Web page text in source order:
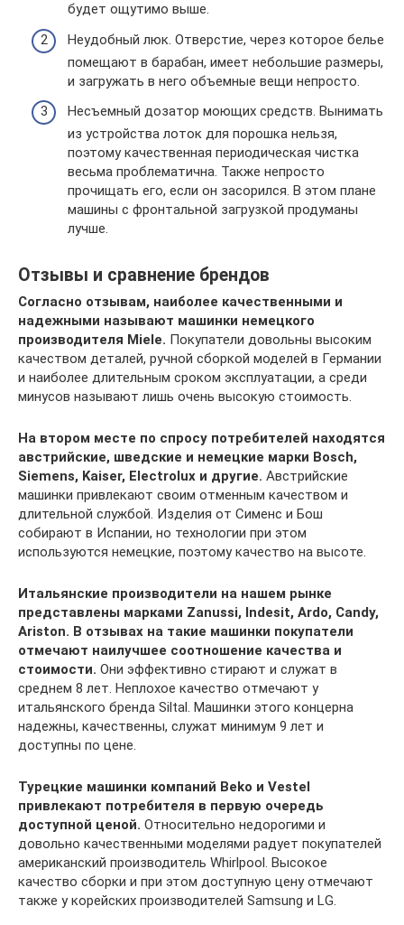
будет ощутимо выше.
Неудобный люк. Отверстие, через которое белье
помещают в барабан, имеет небольшие размеры,
и загружать в него объемные вещи непросто.
Несъемный дозатор моющих средств. Вынимать
из устройства лоток для порошка нельзя,
поэтому качественная периодическая чистка
весьма проблематична. Также непросто
прочищать его, если он засорился. В этом плане
машины с фронтальной загрузкой продуманы
лучше.
Отзывы и сравнение брендов
Согласно отзывам, наиболее качественными и
надежными называют машинки немецкого
производителя Miele. Покупатели довольны высоким
качеством деталей, ручной сборкой моделей в Германии
и наиболее длительным сроком эксплуатации, а среди
минусов называют лишь очень высокую стоимость.
На втором месте по спросу потребителей находятся
австрийские, шведские и немецкие марки Bosch,
Siemens, Kaiser, Electrolux и другие. Австрийские
машинки привлекают своим отменным качеством и
длительной службой. Изделия от Сименс и Бош
собирают в Испании, но технологии при этом
используются немецкие, поэтому качество на высоте.
Итальянские производители на нашем рынке
представлены марками Zanussi, Indesit, Ardo, Candy,
Ariston. В отзывах на такие машинки покупатели
отмечают наилучшее соотношение качества и
стоимости. Они эффективно стирают и служат в
среднем 8 лет. Неплохое качество отмечают у
итальянского бренда Siltal. Машинки этого концерна
надежны, качественны, служат минимум 9 лет и
доступны по цене.
Турецкие машинки компаний Beko и Vestel
привлекают потребителя в первую очередь
доступной ценой. Относительно недорогими и
довольно качественными моделями радует покупателей
американский производитель Whirlpool. Высокое
качество сборки и при этом доступную цену отмечают
также у корейских производителей Samsung и LG.